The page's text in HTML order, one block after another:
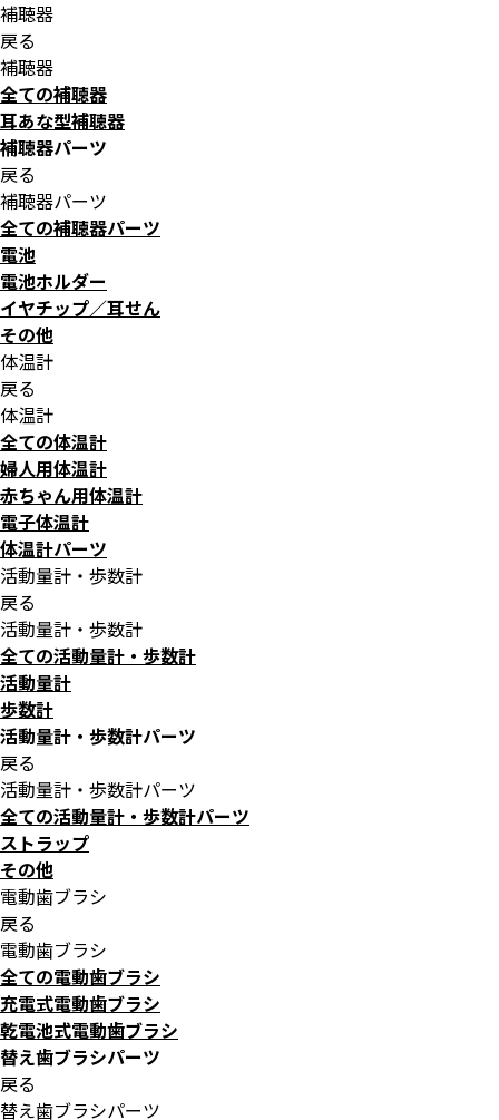
補聴器
戻る
補聴器
全ての補聴器
耳あな型補聴器
補聴器パーツ
戻る
補聴器パーツ
全ての補聴器パーツ
電池
電池ホルダー
イヤチップ／耳せん
その他
体温計
戻る
体温計
全ての体温計
婦人用体温計
赤ちゃん用体温計
電子体温計
体温計パーツ
活動量計・歩数計
戻る
活動量計・歩数計
全ての活動量計・歩数計
活動量計
歩数計
活動量計・歩数計パーツ
戻る
活動量計・歩数計パーツ
全ての活動量計・歩数計パーツ
ストラップ
その他
電動歯ブラシ
戻る
電動歯ブラシ
全ての電動歯ブラシ
充電式電動歯ブラシ
乾電池式電動歯ブラシ
替え歯ブラシパーツ
戻る
替え歯ブラシパーツ